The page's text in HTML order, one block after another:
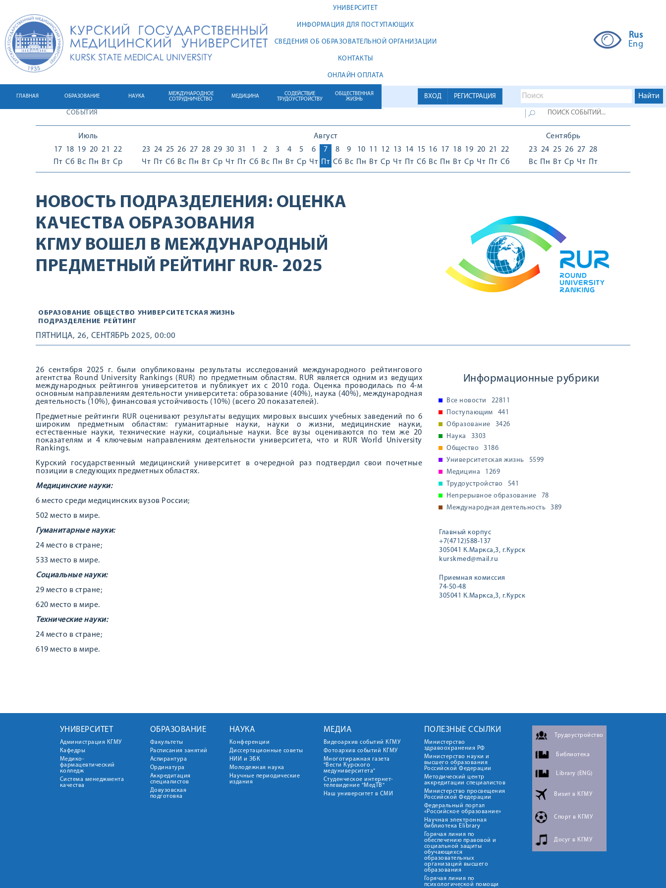
УНИВЕРСИТЕТ
ИНФОРМАЦИЯ ДЛЯ ПОСТУПАЮЩИХ
СВЕДЕНИЯ ОБ ОБРАЗОВАТЕЛЬНОЙ ОРГАНИЗАЦИИ
КОНТАКТЫ
ОНЛАЙН ОПЛАТА
Rus
Eng
ВХОД РЕГИСТРАЦИЯ
ГЛАВНАЯ ОБРАЗОВАНИЕ НАУКА
МЕЖДУНАРОДНОЕ
СОТРУДНИЧЕСТВО
МЕДИЦИНА
СОДЕЙСТВИЕ
ТРУДОУСТРОЙСТВУ
ОБЩЕСТВЕННАЯ
ЖИЗНЬ
СОБЫТИЯ
Июль
17
Пт
18
Сб
19
Вс
20
Пн
21
Вт
22
Ср
Август
23
Чт
24
Пт
25
Сб
26
Вс
27
Пн
28
Вт
29
Ср
30
Чт
31
Пт
1
Сб
2
Вс
3
Пн
4
Вт
5
Ср
6
Чт
7
Пт
8
Сб
9
Вс
10
Пн
11
Вт
12
Ср
13
Чт
14
Пт
15
Сб
16
Вс
17
Пн
18
Вт
19
Ср
20
Чт
21
Пт
22
Сб
Сентябрь
23
Вс
24
Пн
25
Вт
26
Ср
27
Чт
28
Пт
НОВОСТЬ ПОДРАЗДЕЛЕНИЯ: ОЦЕНКА
КАЧЕСТВА ОБРАЗОВАНИЯ
КГМУ ВОШЕЛ В МЕЖДУНАРОДНЫЙ
ПРЕДМЕТНЫЙ РЕЙТИНГ RUR- 2025
ОБРАЗОВАНИЕ ОБЩЕСТВО УНИВЕРСИТЕТСКАЯ ЖИЗНЬ
ПОДРАЗДЕЛЕНИЕ РЕЙТИНГ
ПЯТНИЦА, 26, СЕНТЯБРЬ 2025, 00:00
26 сентября 2025 г. были опубликованы результаты исследований международного рейтингового
агентства Round University Rankings (RUR) по предметным областям. RUR является одним из ведущих
международных рейтингов университетов и публикует их с 2010 года. Оценка проводилась по 4-м
основным направлениям деятельности университета: образование (40%), наука (40%), международная
деятельность (10%), финансовая устойчивость (10%) (всего 20 показателей).
Предметные рейтинги RUR оценивают результаты ведущих мировых высших учебных заведений по 6
широким предметным областям: гуманитарные науки, науки о жизни, медицинские науки,
естественные науки, технические науки, социальные науки. Все вузы оцениваются по тем же 20
показателям и 4 ключевым направлениям деятельности университета, что и RUR World University
Rankings.
Курский государственный медицинский университет в очередной раз подтвердил свои почетные
позиции в следующих предметных областях.
Медицинские науки:
6 место среди медицинских вузов России;
502 место в мире.
Гуманитарные науки:
24 место в стране;
533 место в мире.
Социальные науки:
29 место в стране;
620 место в мире.
Технические науки:
24 место в стране;
619 место в мире.
Информационные рубрики
Все новости
22811
Поступающим
441
Образование
3426
Наука
3303
Общество
3186
Университетская жизнь
5599
Медицина
1269
Трудоустройство
541
Непрерывное образование
78
Международная деятельность
389
Главный корпус
+7(4712)588-137
305041 К.Маркса,3, г.Курск
kurskmed@mail.ru
Приемная комиссия
74-50-48
305041 К.Маркса,3, г.Курск
УНИВЕРСИТЕТ
Администрация КГМУ
Кафедры
Медико-
фармацевтический
колледж
Система менеджмента
качества
ОБРАЗОВАНИЕ
Факультеты
Расписания занятий
Аспирантура
Ординатура
Аккредитация
специалистов
Довузовская
подготовка
НАУКА
Конференции
Диссертационные советы
НИИ и ЭБК
Молодежная наука
Научные периодические
издания
МЕДИА
Видеоархив событий КГМУ
Фотоархив событий КГМУ
Многотиражная газета
"Вести Курского
медуниверситета"
Студенческое интернет-
телевидение "МедТВ"
Наш университет в СМИ
ПОЛЕЗНЫЕ ССЫЛКИ
Министерство
здравоохранения РФ
Министерство науки и
высшего образования
Российской Федерации
Методический центр
аккредитации специалистов
Министерство просвещения
Российской Федерации
Федеральный портал
«Российское образование»
Научная электронная
библиотека Elibrary
Горячая линия по
обеспечению правовой и
социальной защиты
обучающихся
образовательных
организаций высшего
образования
Горячая линия по
психологической помощи
Трудоустройство
Библиотека
Library (ENG)
Визит в КГМУ
Спорт в КГМУ
Досуг в КГМУ